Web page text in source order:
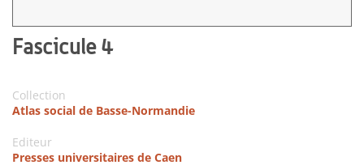
Fascicule 4
Collection
Atlas social de Basse-Normandie
Editeur
Presses universitaires de Caen